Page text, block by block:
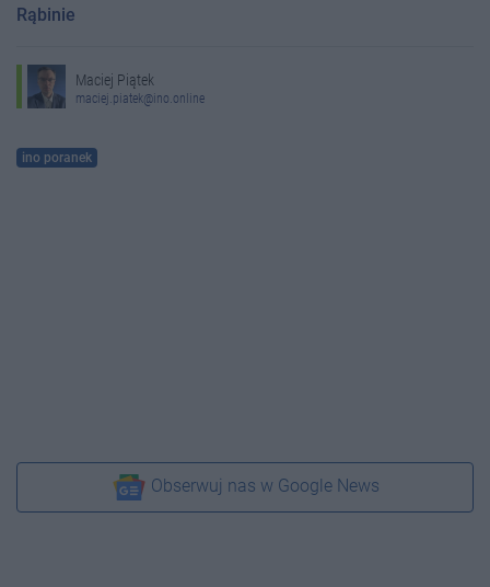
Rąbinie
Maciej Piątek
maciej.piatek@ino.online
ino poranek
Obserwuj nas w Google News